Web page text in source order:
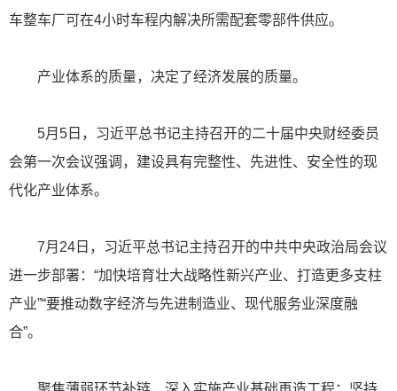
车整车厂可在4小时车程内解决所需配套零部件供应。
产业体系的质量，决定了经济发展的质量。
5月5日，习近平总书记主持召开的二十届中央财经委员
会第一次会议强调，建设具有完整性、先进性、安全性的现
代化产业体系。
7月24日，习近平总书记主持召开的中共中央政治局会议
进一步部署：“加快培育壮大战略性新兴产业、打造更多支柱
产业”“要推动数字经济与先进制造业、现代服务业深度融
合”。